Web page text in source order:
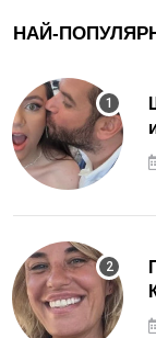
НАЙ-